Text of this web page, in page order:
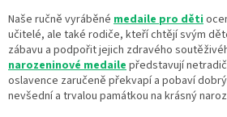
Naše ručně vyráběné medaile pro děti
učitelé, ale také rodiče, kteří chtějí svým
zábavu a podpořit jejich zdravého
narozeninové medaile představují
oslavence zaručeně překvapí a pobaví
nevšední a trvalou památkou na krásný